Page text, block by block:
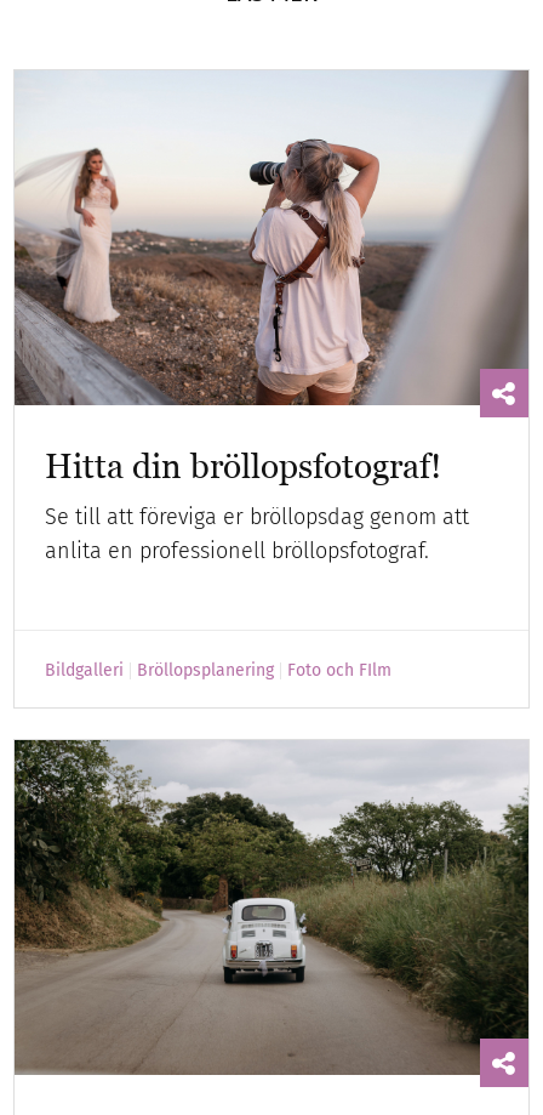
Hitta din bröllopsfotograf!
Se till att föreviga er bröllopsdag genom att
anlita en professionell bröllopsfotograf.
Bildgalleri Bröllopsplanering Foto och FIlm